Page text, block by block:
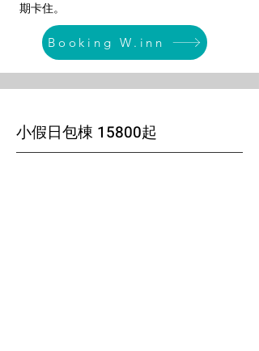
期卡住。
Booking W.inn
小假日包棟 15800起